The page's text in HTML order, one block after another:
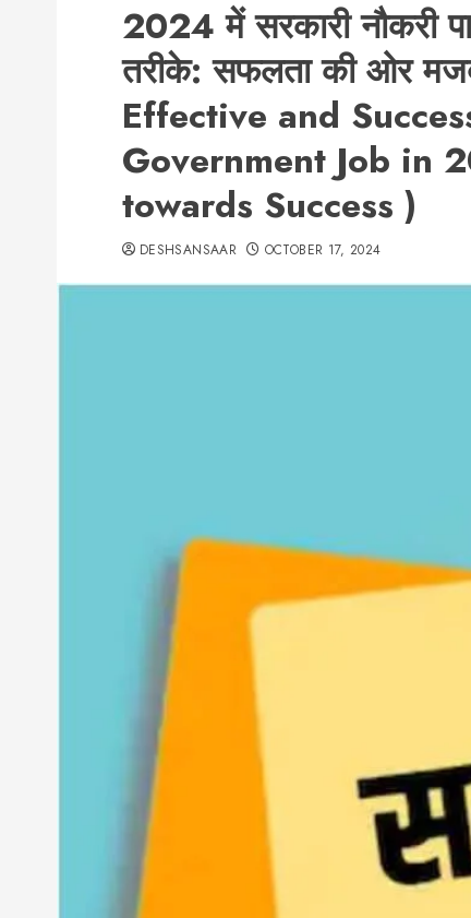
2024 में सरकारी नौकरी
तरीके: सफलता की ओर
Effective and
Government Job in
towards Success )
DESHSANSAAR OCTOBER 17, 2024